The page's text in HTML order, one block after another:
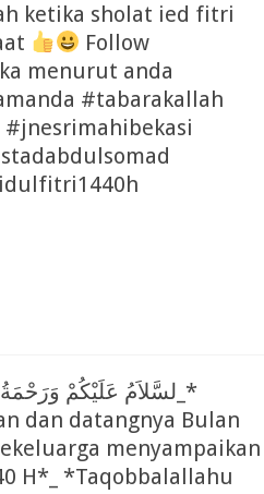
ketika sholat ied fitri
Follow
menurut anda
#tabarakallah
dan datangnya Bulan
menyampaikan
H*_ *Taqobbalallahu